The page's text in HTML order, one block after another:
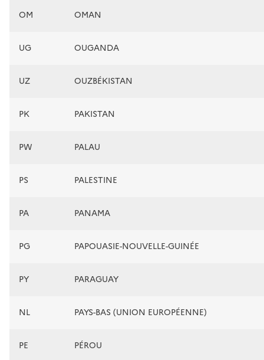
OM OMAN
UG OUGANDA
UZ OUZBÉKISTAN
PK PAKISTAN
PW PALAU
PS PALESTINE
PA PANAMA
PG PAPOUASIE-NOUVELLE-GUINÉE
PY PARAGUAY
NL PAYS-BAS (UNION EUROPÉENNE)
PE PÉROU